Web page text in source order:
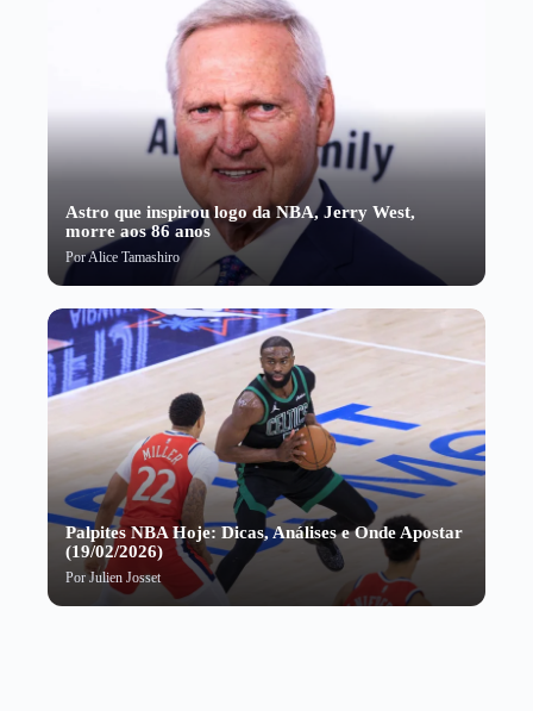
Astro que inspirou logo da NBA, Jerry West,
morre aos 86 anos
PorAlice Tamashiro
Palpites NBA Hoje: Dicas, Análises e Onde Apostar
(19/02/2026)
PorJulien Josset